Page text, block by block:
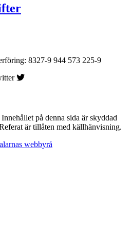
8327-9 944 573 225-9
på denna sida är skyddad
är tillåten med källhänvisning.
webbyrå